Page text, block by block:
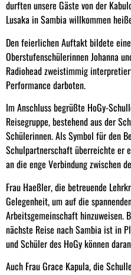
durften unsere Gäste von der
Lusaka in Sambia willkommen
Den feierlichen Auftakt bildete
Oberstufenschülerinnen Johanna
Radiohead zweistimmig
Performance darboten.
Im Anschluss begrüßte HoGy-
Reisegruppe, bestehend aus der
Schülerinnen. Als Symbol für den
Schulpartnerschaft überreichte er
an die enge Verbindung zwischen
Frau Haeßler, die betreuende
Gelegenheit, um auf die
Arbeitsgemeinschaft hinzuweisen.
nächste Reise nach Sambia ist in
und Schüler des HoGy können
Auch Frau Grace Kapula, die